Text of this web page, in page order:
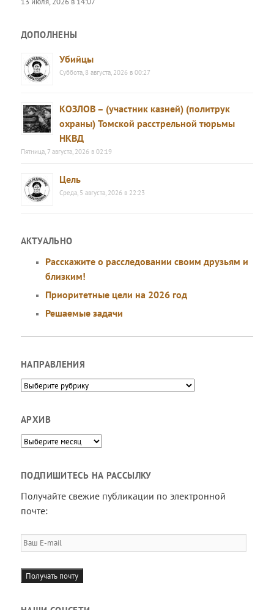
ДОПОЛНЕНЫ
Убийцы
Суббота, 8 августа, 2026 в 00:27
КОЗЛОВ – (участник казней) (политрук
охраны) Томской расстрельной тюрьмы
НКВД
Пятница, 7 августа, 2026 в 02:19
Цель
Среда, 5 августа, 2026 в 22:23
АКТУАЛЬНО
Расскажите о расследовании своим друзьям и
близким!
Приоритетные цели на 2026 год
Решаемые задачи
НАПРАВЛЕНИЯ
Направления
АРХИВ
Архив
ПОДПИШИТЕСЬ НА РАССЫЛКУ
Получайте свежие публикации по электронной
почте:
Ваш
E-
mail
Получать почту